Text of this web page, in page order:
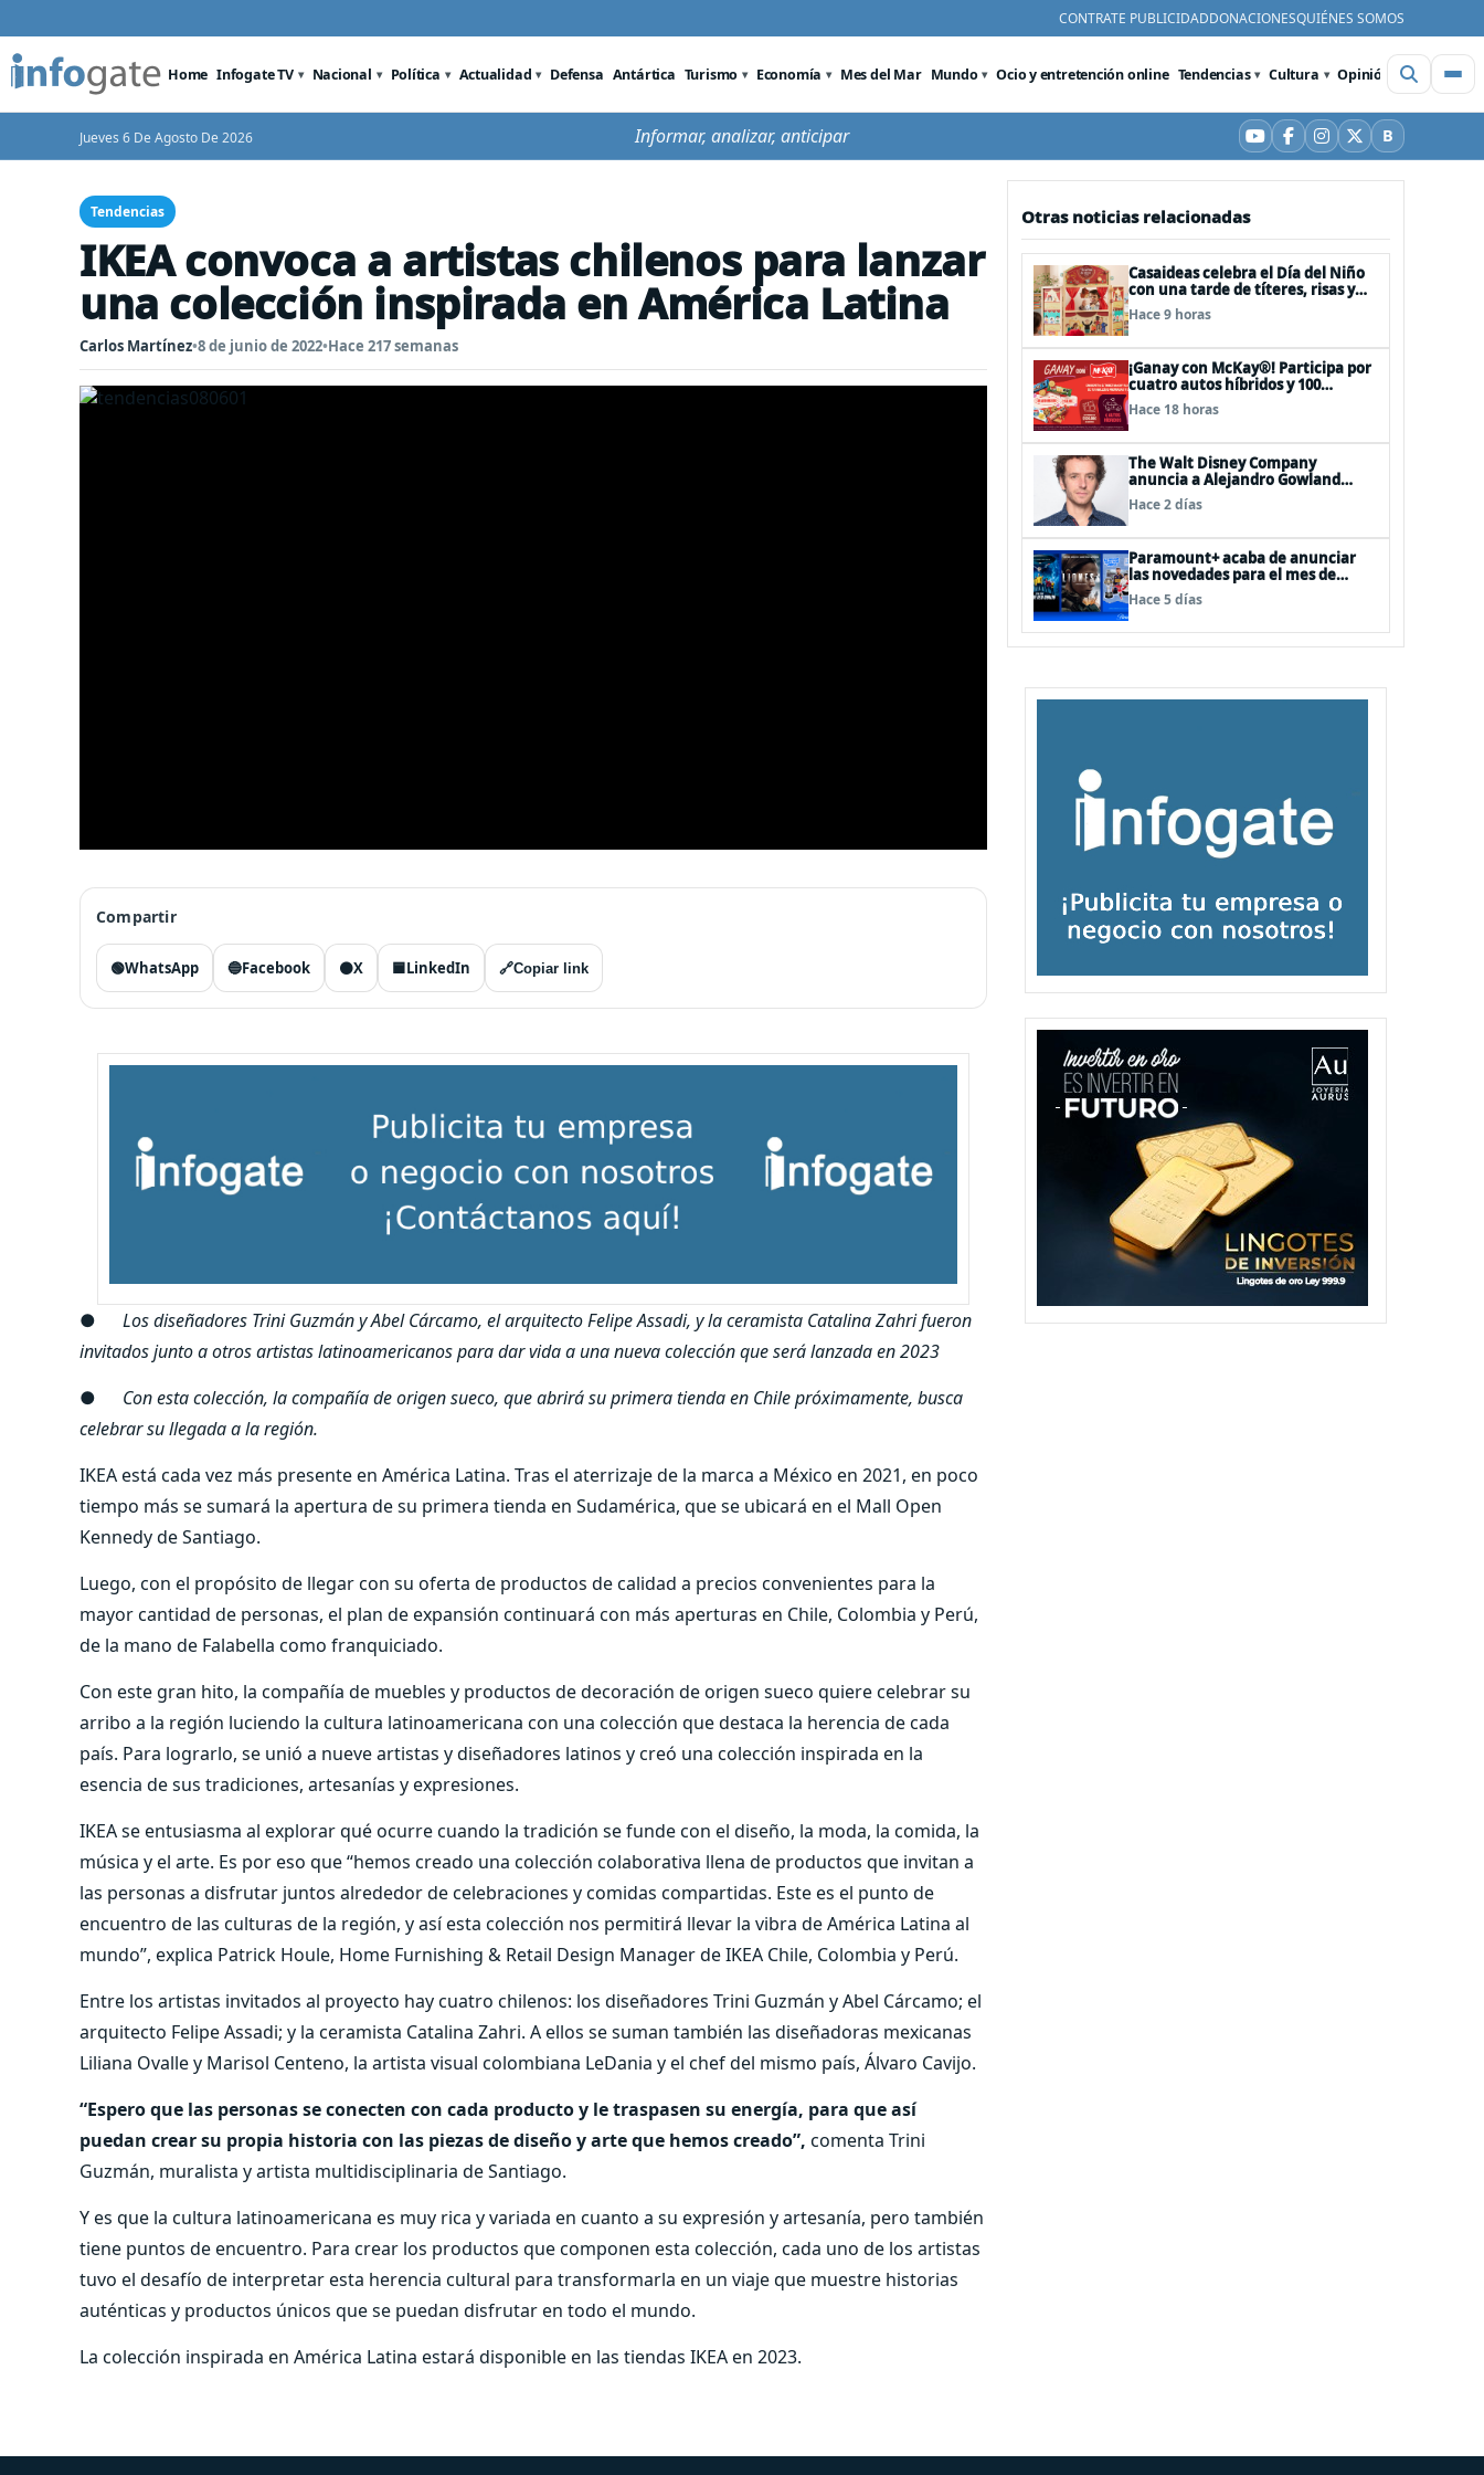
CONTRATE PUBLICIDADDONACIONESQUIÉNES SOMOS
Home Infogate TV Nacional Política Actualidad Defensa Antártica Turismo Economía Mes del Mar Mundo Ocio y entretención online Tendencias Cultura Opinión Videos
Jueves 6 De Agosto De 2026 Informar, analizar, anticipar YouTube
Facebook
Instagram
X BBluesky
Tendencias
IKEA convoca a artistas chilenos para lanzar
una colección inspirada en América Latina
Carlos Martínez•8 de junio de 2022•Hace 217 semanas
Compartir
🟢WhatsApp 🔵Facebook ⚫X 🟦LinkedIn 🔗Copiar link
● Los diseñadores Trini Guzmán y Abel Cárcamo, el arquitecto Felipe Assadi, y la ceramista Catalina Zahri fueron
invitados junto a otros artistas latinoamericanos para dar vida a una nueva colección que será lanzada en 2023
● Con esta colección, la compañía de origen sueco, que abrirá su primera tienda en Chile próximamente, busca
celebrar su llegada a la región.
IKEA está cada vez más presente en América Latina. Tras el aterrizaje de la marca a México en 2021, en poco
tiempo más se sumará la apertura de su primera tienda en Sudamérica, que se ubicará en el Mall Open
Kennedy de Santiago.
Luego, con el propósito de llegar con su oferta de productos de calidad a precios convenientes para la
mayor cantidad de personas, el plan de expansión continuará con más aperturas en Chile, Colombia y Perú,
de la mano de Falabella como franquiciado.
Con este gran hito, la compañía de muebles y productos de decoración de origen sueco quiere celebrar su
arribo a la región luciendo la cultura latinoamericana con una colección que destaca la herencia de cada
país. Para lograrlo, se unió a nueve artistas y diseñadores latinos y creó una colección inspirada en la
esencia de sus tradiciones, artesanías y expresiones.
IKEA se entusiasma al explorar qué ocurre cuando la tradición se funde con el diseño, la moda, la comida, la
música y el arte. Es por eso que “hemos creado una colección colaborativa llena de productos que invitan a
las personas a disfrutar juntos alrededor de celebraciones y comidas compartidas. Este es el punto de
encuentro de las culturas de la región, y así esta colección nos permitirá llevar la vibra de América Latina al
mundo”, explica Patrick Houle, Home Furnishing & Retail Design Manager de IKEA Chile, Colombia y Perú.
Entre los artistas invitados al proyecto hay cuatro chilenos: los diseñadores Trini Guzmán y Abel Cárcamo; el
arquitecto Felipe Assadi; y la ceramista Catalina Zahri. A ellos se suman también las diseñadoras mexicanas
Liliana Ovalle y Marisol Centeno, la artista visual colombiana LeDania y el chef del mismo país, Álvaro Cavijo.
“Espero que las personas se conecten con cada producto y le traspasen su energía, para que así
puedan crear su propia historia con las piezas de diseño y arte que hemos creado”, comenta Trini
Guzmán, muralista y artista multidisciplinaria de Santiago.
Y es que la cultura latinoamericana es muy rica y variada en cuanto a su expresión y artesanía, pero también
tiene puntos de encuentro. Para crear los productos que componen esta colección, cada uno de los artistas
tuvo el desafío de interpretar esta herencia cultural para transformarla en un viaje que muestre historias
auténticas y productos únicos que se puedan disfrutar en todo el mundo.
La colección inspirada en América Latina estará disponible en las tiendas IKEA en 2023.
Otras noticias relacionadas
Casaideas celebra el Día del Niño
con una tarde de títeres, risas y
sorpresas en el Mall Plaza Vespucio
Hace 9 horas
¡Ganay con McKay®! Participa por
cuatro autos híbridos y 100
premios de $500.000
Hace 18 horas
The Walt Disney Company
anuncia a Alejandro Gowland
como Director de Ad Sales &
Partnerships para el Cono Sur
Hace 2 días
Paramount+ acaba de anunciar
las novedades para el mes de
agosto
Hace 5 días